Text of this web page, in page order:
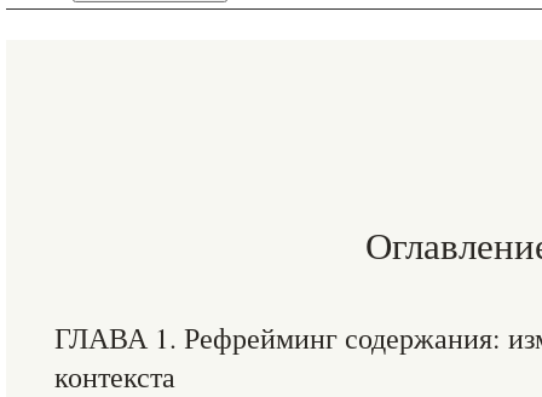
ГЛАВА 1. Рефрейминг содержания:
контекста